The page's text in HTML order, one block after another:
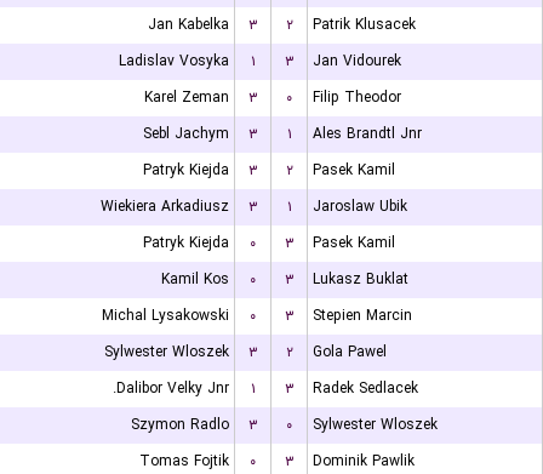
Jan Kabelka ۳ ۲
Patrik Klusacek
Ladislav Vosyka
۱ ۳
Jan Vidourek
Karel Zeman
۳ ۰
Filip Theodor
Sebl Jachym
۳ ۱
Ales Brandtl Jnr
Patryk Kiejda
۳ ۲
Pasek Kamil
Wiekiera Arkadiusz
۳ ۱
Jaroslaw Ubik
Patryk Kiejda
۰ ۳
Pasek Kamil
Kamil Kos
۰ ۳
Lukasz Buklat
Michal Lysakowski
۰ ۳
Stepien Marcin
Sylwester Wloszek
۳ ۲
Gola Pawel
Dalibor Velky Jnr.
۱ ۳
Radek Sedlacek
Szymon Radlo
۳ ۰
Sylwester Wloszek
Tomas Fojtik
۰ ۳
Dominik Pawlik